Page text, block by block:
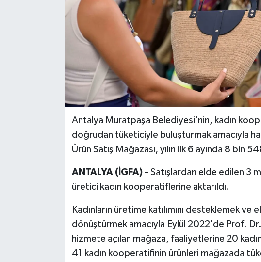
Antalya Muratpaşa Belediyesi'nin, kadın
doğrudan tüketiciyle buluşturmak amacıyla
Ürün Satış Mağazası, yılın ilk 6 ayında 8 bin
ANTALYA (İGFA) - Satışlardan elde edilen 3
üretici kadın kooperatiflerine aktarıldı.
Kadınların üretime katılımını desteklemek
dönüştürmek amacıyla Eylül 2022'de Prof.
hizmete açılan mağaza, faaliyetlerine 20
41 kadın kooperatifinin ürünleri mağazada